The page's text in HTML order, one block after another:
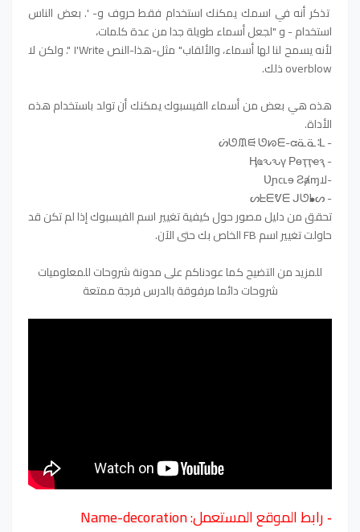
تذكر أنه في اسمك يمكنك استخدام فقط حروف و- '. بعض الناس
استخدام - و "لجعل أسماء طويلة جدا من عدة كلمات،
لأنه يسمح لنا لها أسماء، والألقاب" مثل-هذا-النص I'Write ". ولكن لا
overblow ذلك.
هذه هي بعض من أسماء الفيسبوك يمكنك أن تولد باستخدام هذه
الأداة.
- ᔖᘎᙢᙦ ᘎᘗᗴ-ᘳᓏᓏᒺ
- Ӊҩԅԅү Рѳҭҭҽԇ
-لاƲɲcʟɘ Ƨⱥɱ
- ᔕᖶᗴᕓᗴ ᒍᘎᖲᔕ
تحقق من دليل مصور حول كيفية تغيير اسم الفيسبوك إذا لم تكن قد
حاولت تغيير اسم FB الخاص بك حتى الآن.
للمزيد من التضيح كما عودناكم على مدونة شروحات للمعلوميات
شروحات دائما مرفوقة بالدرس فرجة ممتعة
- رابط الموقع المستعمل:Name-decoration